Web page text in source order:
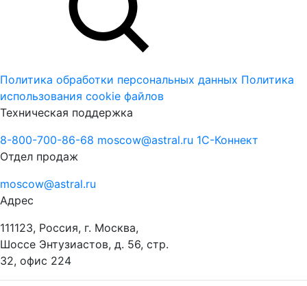
Политика обработки персональных данных Политика
использования cookie файлов
Техническая поддержка
8-800-700-86-68 moscow@astral.ru 1С-Коннект
Отдел продаж
moscow@astral.ru
Адрес
111123, Россия, г. Москва,
Шоссе Энтузиастов, д. 56, стр.
32, офис 224